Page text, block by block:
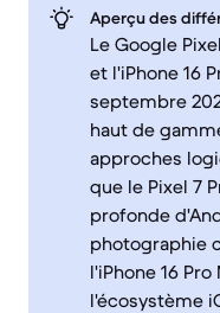
Aperçu des
Le Google
et l'iPhone 16
septembre
haut de
approches
que le Pixel 7
profonde
photographie
l'iPhone 16
l'écosystème